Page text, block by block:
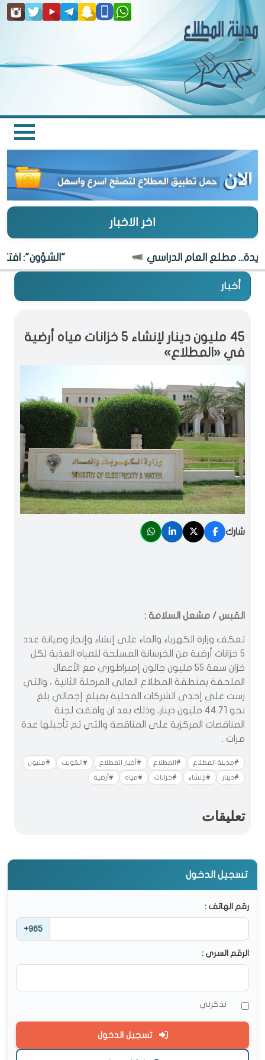
اخر الاخبار
"الشؤون": افتتاح
أخبار
45 مليون دينار لإنشاء 5 خزانات مياه أرضية
في «المطلاع»
شارك
القبس / مشعل السلامة :
تعكف وزارة الكهرباء والماء على إنشاء وإنجاز وصيانة عدد
5 خزانات أرضية من الخرسانة المسلحة للمياه العذبة لكل
خزان سعة 55 مليون جالون إمبراطوري مع الأعمال
الملحقة بمنطقة المطلاع العالي المرحلة الثانية ، والتي
رست على إحدى الشركات المحلية بمبلغ إجمالي بلغ
نحو 44.71 مليون دينار، وذلك بعد ان وافقت لجنة
المناقصات المركزية على المناقصة والتي تم تأجيلها عدة
مرات .
#مدينة المطلاع #المطلاع #أخبار المطلاع #الكويت #مليون
#دينار #لإنشاء #خزانات #مياه #أرضية
تعليقات
تسجيل الدخول
رقم الهاتف :
+965
الرقم السري :
تذكرني
تسجيل الدخول